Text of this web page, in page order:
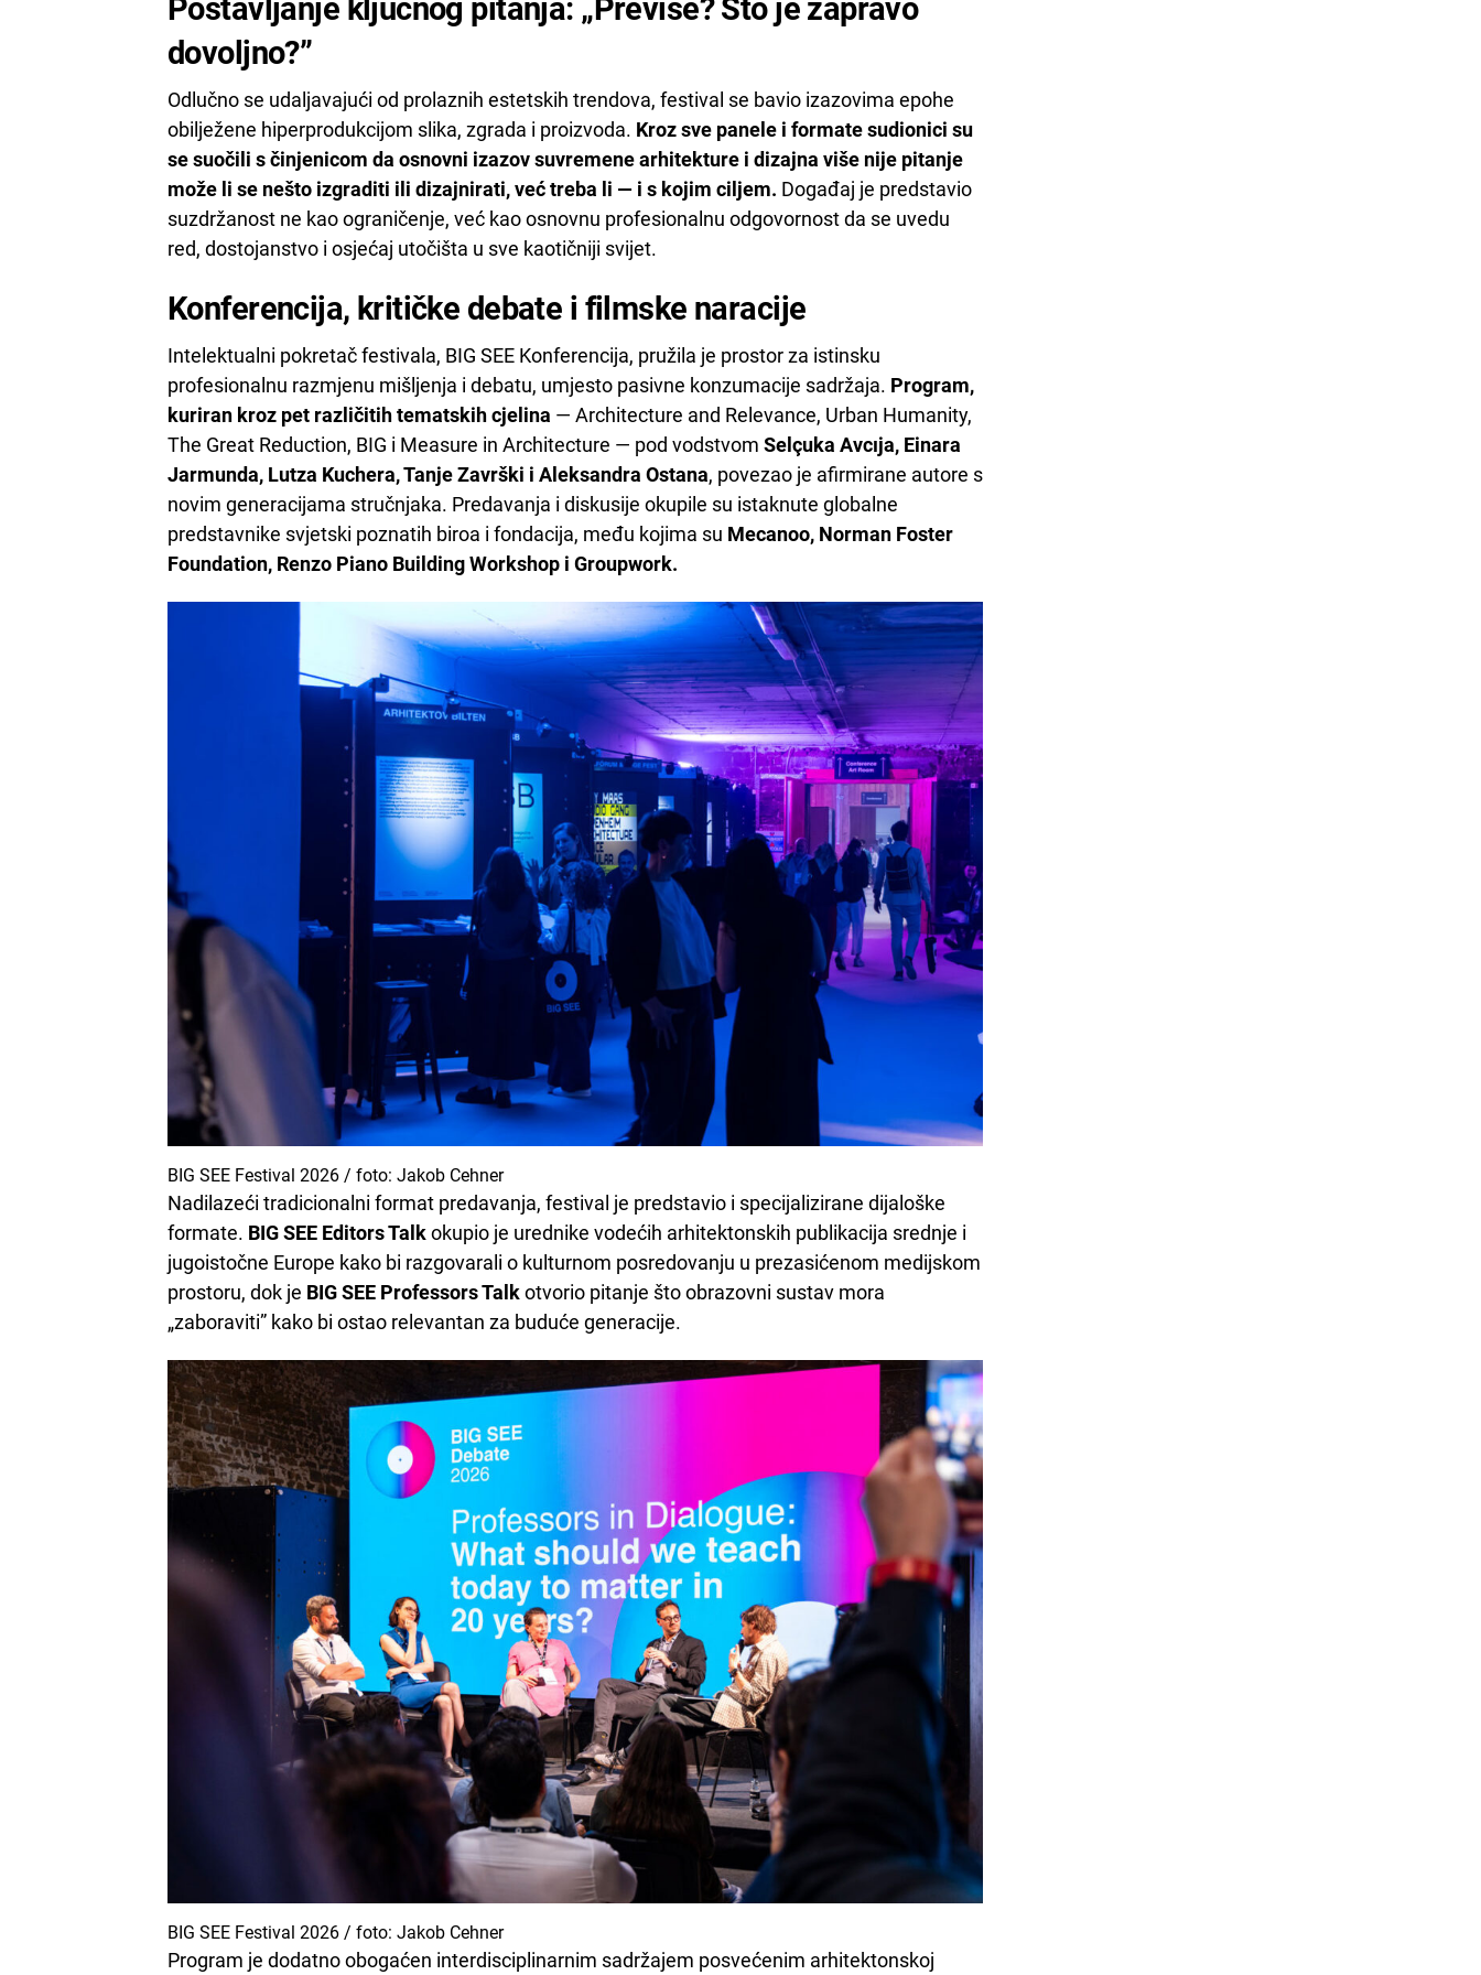
Postavljanje ključnog pitanja: „Previše? Što je zapravo
dovoljno?”
Odlučno se udaljavajući od prolaznih estetskih trendova, festival se bavio izazovima epohe
obilježene hiperprodukcijom slika, zgrada i proizvoda. Kroz sve panele i formate sudionici su
se suočili s činjenicom da osnovni izazov suvremene arhitekture i dizajna više nije pitanje
može li se nešto izgraditi ili dizajnirati, već treba li — i s kojim ciljem. Događaj je predstavio
suzdržanost ne kao ograničenje, već kao osnovnu profesionalnu odgovornost da se uvedu
red, dostojanstvo i osjećaj utočišta u sve kaotičniji svijet.
Konferencija, kritičke debate i filmske naracije
Intelektualni pokretač festivala, BIG SEE Konferencija, pružila je prostor za istinsku
profesionalnu razmjenu mišljenja i debatu, umjesto pasivne konzumacije sadržaja. Program,
kuriran kroz pet različitih tematskih cjelina — Architecture and Relevance, Urban Humanity,
The Great Reduction, BIG i Measure in Architecture — pod vodstvom Selçuka Avcıja, Einara
Jarmunda, Lutza Kuchera, Tanje Završki i Aleksandra Ostana, povezao je afirmirane autore s
novim generacijama stručnjaka. Predavanja i diskusije okupile su istaknute globalne
predstavnike svjetski poznatih biroa i fondacija, među kojima su Mecanoo, Norman Foster
Foundation, Renzo Piano Building Workshop i Groupwork.
BIG SEE Festival 2026 / foto: Jakob Cehner
Nadilazeći tradicionalni format predavanja, festival je predstavio i specijalizirane dijaloške
formate. BIG SEE Editors Talk okupio je urednike vodećih arhitektonskih publikacija srednje i
jugoistočne Europe kako bi razgovarali o kulturnom posredovanju u prezasićenom medijskom
prostoru, dok je BIG SEE Professors Talk otvorio pitanje što obrazovni sustav mora
„zaboraviti” kako bi ostao relevantan za buduće generacije.
BIG SEE Festival 2026 / foto: Jakob Cehner
Program je dodatno obogaćen interdisciplinarnim sadržajem posvećenim arhitektonskoj